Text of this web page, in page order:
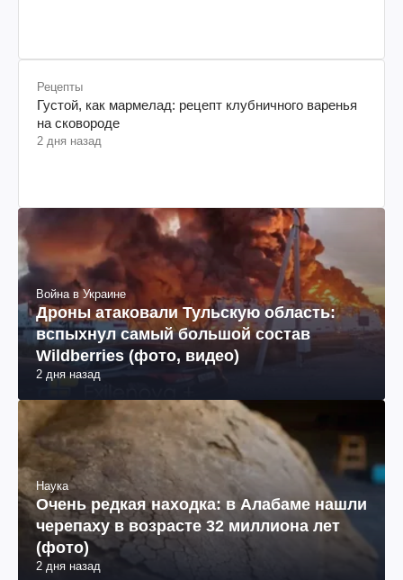
Рецепты
Густой, как мармелад: рецепт клубничного варенья
на сковороде
2 дня назад
Война в Украине
Дроны атаковали Тульскую область:
вспыхнул самый большой состав
Wildberries (фото, видео)
2 дня назад
Наука
Очень редкая находка: в Алабаме нашли
черепаху в возрасте 32 миллиона лет
(фото)
2 дня назад